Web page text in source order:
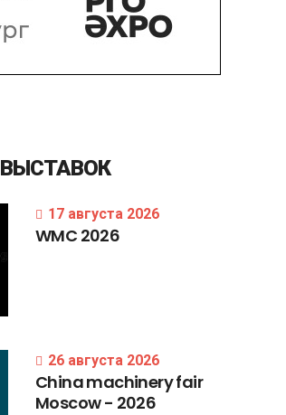
ВЫСТАВОК
17 августа 2026
WMC 2026
26 августа 2026
Chinamachineryfair
Moscow- 2026